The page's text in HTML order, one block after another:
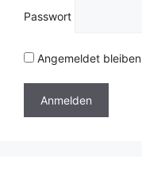
Passwort
Angemeldet bleiben